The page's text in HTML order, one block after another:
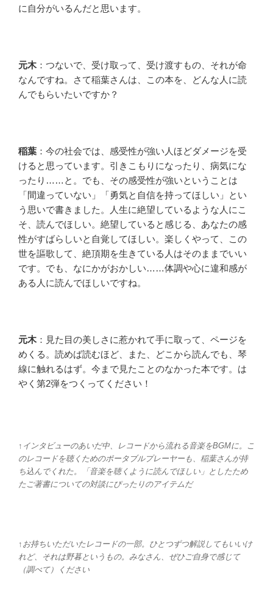
に自分がいるんだと思います。
元木：つないで、受け取って、受け渡すもの、それが命
なんですね。さて稲葉さんは、この本を、どんな人に読
んでもらいたいですか？
稲葉 ：今の社会では、感受性が強い人ほどダメージを受
けると思っています。引きこもりになったり、病気にな
ったり……と。でも、その感受性が強いということは
「間違っていない」「勇気と自信を持ってほしい」とい
う思いで書きました。人生に絶望しているような人にこ
そ、読んでほしい。絶望していると感じる、あなたの感
性がすばらしいと自覚してほしい。楽しくやって、この
世を謳歌して、絶頂期を生きている人はそのままでいい
です。でも、なにかがおかしい……体調や心に違和感が
ある人に読んでほしいですね。
元木：見た目の美しさに惹かれて手に取って、ページを
めくる。読めば読むほど、また、どこから読んでも、琴
線に触れるはず。今まで見たことのなかった本です。は
やく第2弾をつくってください！
↑インタビューのあいだ中、レコードから流れる音楽をBGMに。こ
のレコードを聴くためのポータブルプレーヤーも、稲葉さんが持
ち込んでくれた。「音楽を聴くように読んでほしい」としたため
たご著書についての対談にぴったりのアイテムだ
↑お持ちいただいたレコードの一部。ひとつずつ解説してもいいけ
れど、それは野暮というもの。みなさん、ぜひご自身で感じて
（調べて）ください